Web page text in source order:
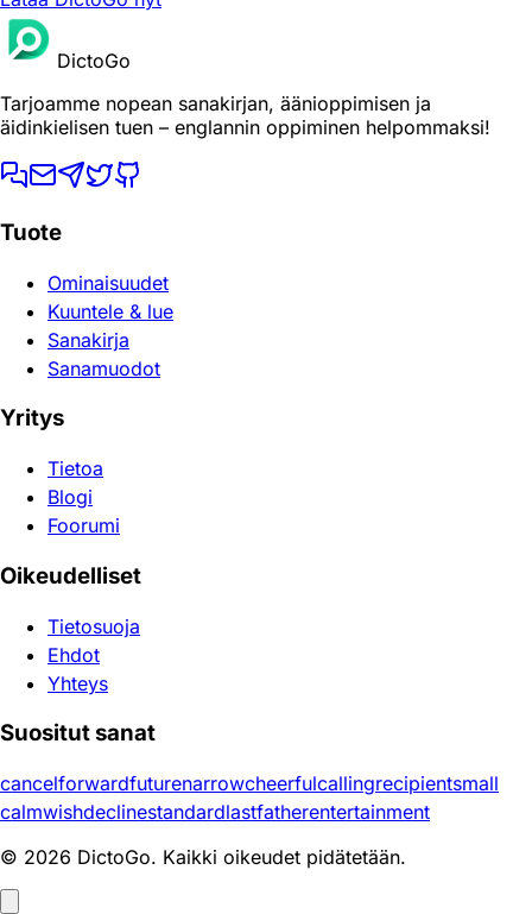
DictoGo
Tarjoamme nopean sanakirjan, äänioppimisen ja
äidinkielisen tuen – englannin oppiminen helpommaksi!
Tuote
Ominaisuudet
Kuuntele & lue
Sanakirja
Sanamuodot
Yritys
Tietoa
Blogi
Foorumi
Oikeudelliset
Tietosuoja
Ehdot
Yhteys
Suositut sanat
cancelforwardfuturenarrowcheerfulcallingrecipientsmall
calmwishdeclinestandardlastfatherentertainment
© 2026 DictoGo. Kaikki oikeudet pidätetään.